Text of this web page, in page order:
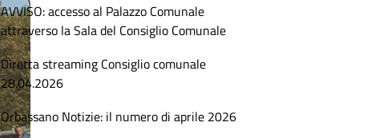
AVVISO: accesso al Palazzo Comunale
attraverso la Sala del Consiglio Comunale
Diretta streaming Consiglio comunale
28.04.2026
Orbassano Notizie: il numero di aprile 2026